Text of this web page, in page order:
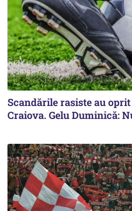
Scandările rasiste au
Craiova. Gelu Duminică: